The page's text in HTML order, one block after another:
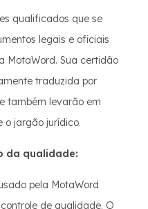
qualificados que se
legais e oficiais
MotaWord. Sua certidão
traduzida por
também levarão em
o jargão jurídico.
da qualidade:
pela MotaWord
de qualidade. O